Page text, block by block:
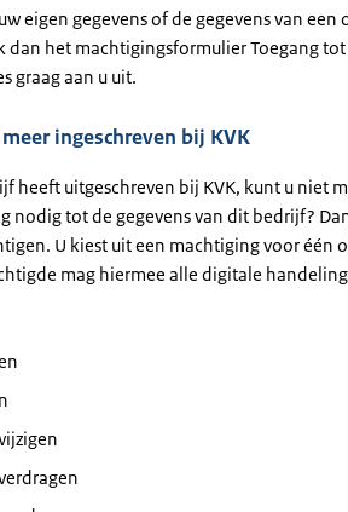
eigen gegevens of de gegevens van een
dan het machtigingsformulier Toegang tot
graag aan u uit.
ingeschreven bij KVK
heeft uitgeschreven bij KVK, kunt u niet
nodig tot de gegevens van dit bedrijf?
U kiest uit een machtiging voor één
mag hiermee alle digitale